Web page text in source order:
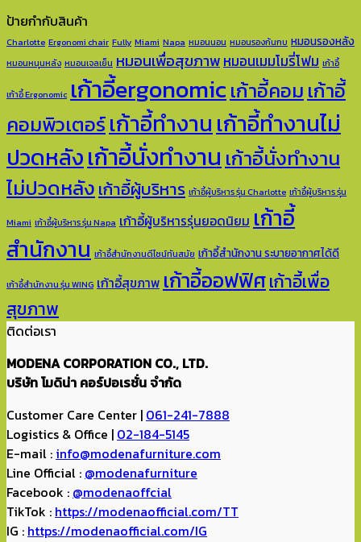
ป้ายกำกับสินค้า
Charlotte Ergonomi chair Fully Miami Napa หมอนนอน หมอนรองก้นกบ หมอนรองหลัง
หมอนหนุนหลัง หมอนเจลเย็น หมอนเพื่อสุขภาพหมอนเมมโมรี่โฟม เก้าอี้
เก้าอี้ Ergonomic เก้าอี้ergonomicเก้าอี้คอม เก้าอี้
คอมพิวเตอร์เก้าอี้ทำงานเก้าอี้ทำงานไม่
ปวดหลังเก้าอี้นั่งทำงาน เก้าอี้นั่งทำงาน
ไม่ปวดหลังเก้าอี้ผู้บริหาร เก้าอี้ผู้บริหาร รุ่น Charlotte เก้าอี้ผู้บริหาร รุ่น
Miami เก้าอี้ผู้บริหาร รุ่น Napa เก้าอี้ผู้บริหารรุ่นยอดนิยม เก้าอี้
สำนักงาน เก้าอี้สำนักงานดีไซน์ทันสมัย เก้าอี้สำนักงาน ระบายอากาศได้ดี
เก้าอี้สำนักงาน รุ่น WING เก้าอี้สุขภาพ เก้าอี้ออฟฟิศเก้าอี้เพื่อ
สุขภาพ
ติดต่อเรา
MODENA CORPORATION CO., LTD.
บริษัท โมดิน่า คอร์ปอเรชั่น จำกัด
Customer Care Center | 061-241-7888
Logistics & Office | 02-184-5145
E-mail : info@modenafurniture.com
Line Official : @modenafurniture
Facebook : @modenaoffcial
TikTok : https://modenaofficial.com/TT
IG : https://modenaofficial.com/IG